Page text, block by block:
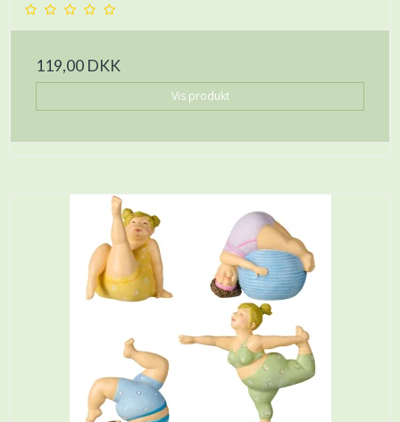
119,00 DKK
Vis produkt